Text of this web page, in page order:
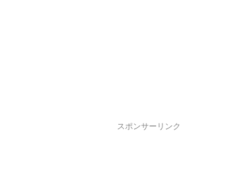
スポンサーリンク